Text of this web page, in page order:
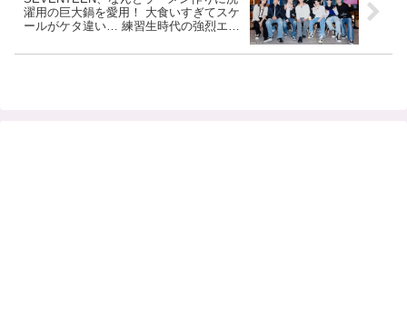
濯用の巨大鍋を愛用！ 大食いすぎてスケ
ールがケタ違い… 練習生時代の強烈エピ